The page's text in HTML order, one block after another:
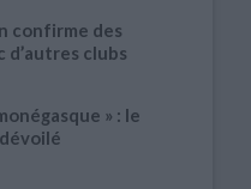
confirme des
d’autres clubs
» : le